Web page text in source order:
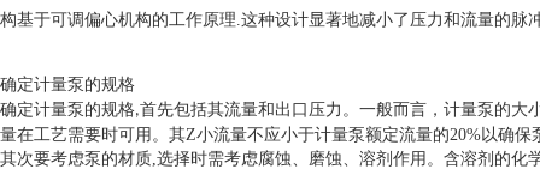
构基于可调偏心机构的工作原理.这种设计显著地减小了压力和流量的脉
确定计量泵的规格
确定计量泵的规格,首先包括其流量和出口压力。一般而言，计量泵的大
量在工艺需要时可用。其Z小流量不应小于计量泵额定流量的20%以确保
其次要考虑泵的材质,选择时需考虑腐蚀、磨蚀、溶剂作用。含溶剂的